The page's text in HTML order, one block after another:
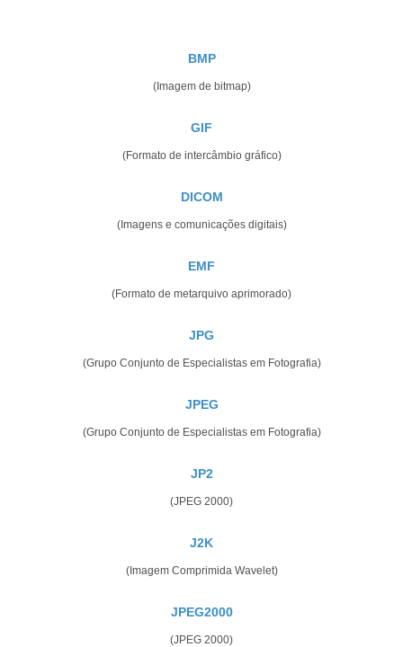
BMP
(Imagem de bitmap)
GIF
(Formato de intercâmbio gráfico)
DICOM
(Imagens e comunicações digitais)
EMF
(Formato de metarquivo aprimorado)
JPG
(Grupo Conjunto de Especialistas em Fotografia)
JPEG
(Grupo Conjunto de Especialistas em Fotografia)
JP2
(JPEG 2000)
J2K
(Imagem Comprimida Wavelet)
JPEG2000
(JPEG 2000)